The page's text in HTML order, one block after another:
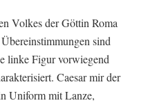
Volkes der Göttin Roma
sind
linke Figur vorwiegend
Caesar mir der
Uniform mit Lanze,